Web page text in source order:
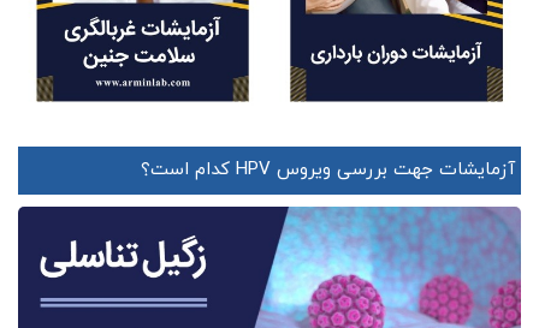
آزمایشات جهت بررسی ویروس HPV کدام است؟